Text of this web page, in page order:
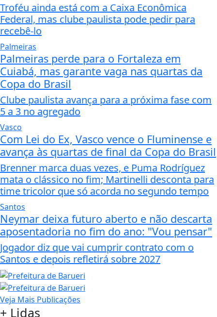
Troféu ainda está com a Caixa Econômica
Federal, mas clube paulista pode pedir para
recebê-lo
Palmeiras
Palmeiras perde para o Fortaleza em
Cuiabá, mas garante vaga nas quartas da
Copa do Brasil
Clube paulista avança para a próxima fase com
5 a 3 no agregado
Vasco
Com Lei do Ex, Vasco vence o Fluminense e
avança às quartas de final da Copa do Brasil
Brenner marca duas vezes, e Puma Rodríguez
mata o clássico no fim; Martinelli desconta para
time tricolor que só acorda no segundo tempo
Santos
Neymar deixa futuro aberto e não descarta
aposentadoria no fim do ano: "Vou pensar"
Jogador diz que vai cumprir contrato com o
Santos e depois refletirá sobre 2027
Veja Mais Publicações
+ Lidas